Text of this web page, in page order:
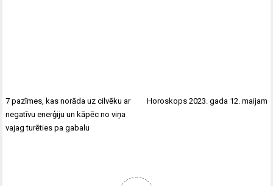
7 pazīmes, kas norāda uz cilvēku ar
negatīvu enerģiju un kāpēc no viņa
vajag turēties pa gabalu
Horoskops 2023. gada 12. maijam